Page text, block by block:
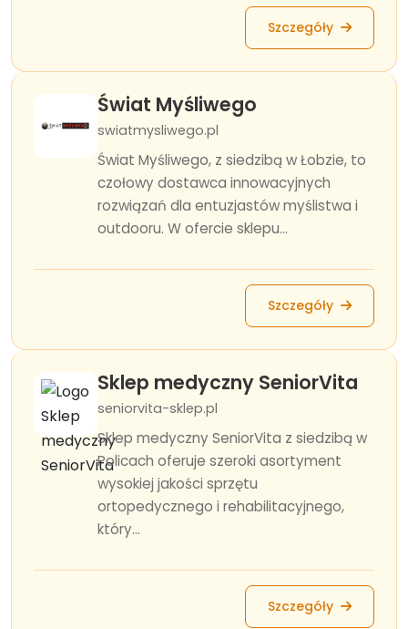
Szczegóły
Świat Myśliwego
swiatmysliwego.pl
Świat Myśliwego, z siedzibą w Łobzie, to
czołowy dostawca innowacyjnych
rozwiązań dla entuzjastów myślistwa i
outdooru. W ofercie sklepu...
Szczegóły
Sklep medyczny SeniorVita
seniorvita-sklep.pl
Sklep medyczny SeniorVita z siedzibą w
Policach oferuje szeroki asortyment
wysokiej jakości sprzętu
ortopedycznego i rehabilitacyjnego,
który...
Szczegóły